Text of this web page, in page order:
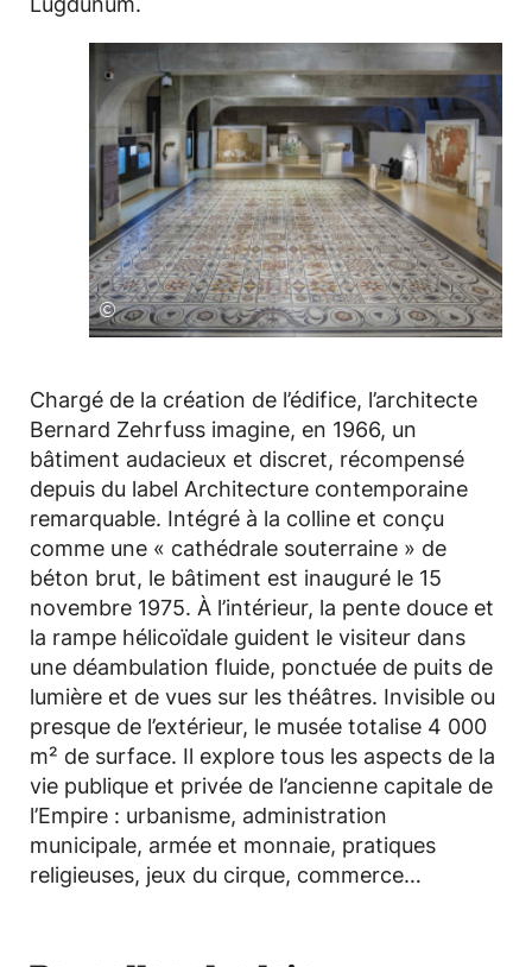
©
Chargé de la création de l’édifice, l’architecte
Bernard Zehrfuss imagine, en 1966, un
bâtiment audacieux et discret, récompensé
depuis du label Architecture contemporaine
remarquable. Intégré à la colline et conçu
comme une « cathédrale souterraine » de
béton brut, le bâtiment est inauguré le 15
novembre 1975. À l’intérieur, la pente douce et
la rampe hélicoïdale guident le visiteur dans
une déambulation fluide, ponctuée de puits de
lumière et de vues sur les théâtres. Invisible ou
presque de l’extérieur, le musée totalise 4 000
m² de surface. Il explore tous les aspects de la
vie publique et privée de l’ancienne capitale de
l’Empire : urbanisme, administration
municipale, armée et monnaie, pratiques
religieuses, jeux du cirque, commerce…